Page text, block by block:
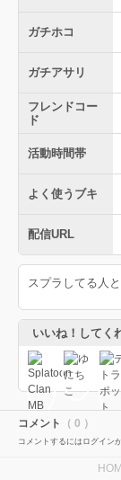
ガチホコ
ガチアサリ
フレンドコー
ド
活動時間帯
よく使うブキ
配信URL
スプラしてる人
いいね！してく
コメント （ 0 ）
コメントするにはログイン